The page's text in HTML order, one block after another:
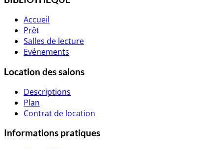
Accueil
Prêt
Salles de lecture
Evénements
Location des salons
Descriptions
Plan
Contrat de location
Informations pratiques